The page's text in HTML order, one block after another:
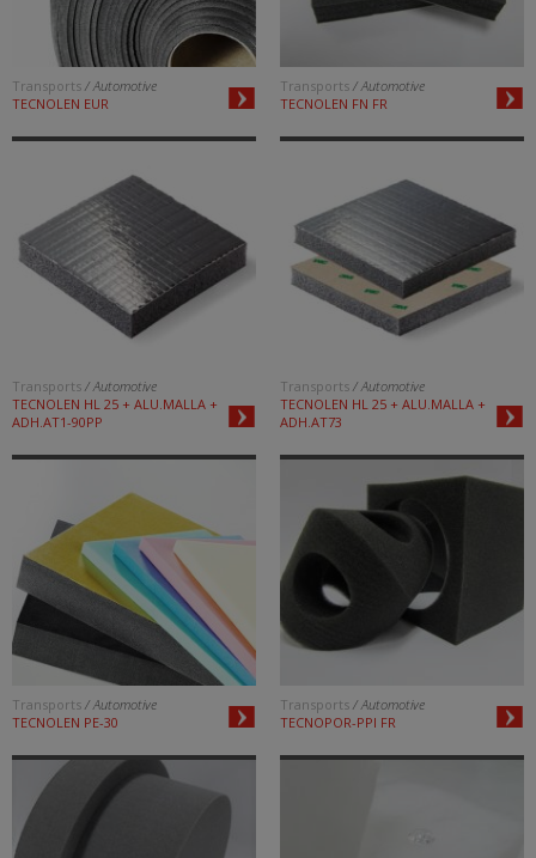
Transports / Automotive
TECNOLEN EUR
Transports / Automotive
TECNOLEN FN FR
Transports / Automotive
TECNOLEN HL 25 + ALU.MALLA +
ADH.AT1-90PP
Transports / Automotive
TECNOLEN HL 25 + ALU.MALLA +
ADH.AT73
Transports / Automotive
TECNOLEN PE-30
Transports / Automotive
TECNOPOR-PPI FR